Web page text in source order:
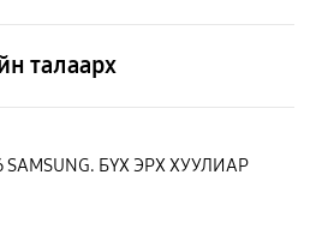
талаарх
БҮХ ЭРХ ХУУЛИАР